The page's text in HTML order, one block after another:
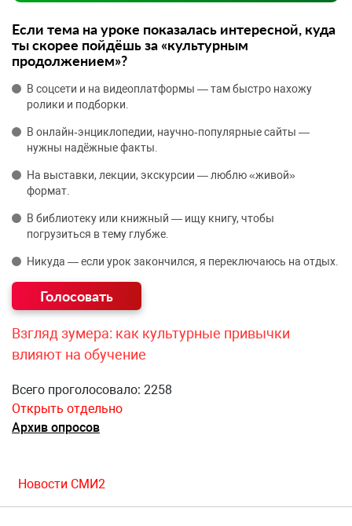
Если тема на уроке показалась интересной, куда
ты скорее пойдёшь за «культурным
продолжением»?
В соцсети и на видеоплатформы — там быстро нахожу
ролики и подборки.
В онлайн‑энциклопедии, научно‑популярные сайты —
нужны надёжные факты.
На выставки, лекции, экскурсии — люблю «живой»
формат.
В библиотеку или книжный — ищу книгу, чтобы
погрузиться в тему глубже.
Никуда — если урок закончился, я переключаюсь на отдых.
Взгляд зумера: как культурные привычки
влияют на обучение
Всего проголосовало: 2258
Открыть отдельно
Архив опросов
Новости СМИ2